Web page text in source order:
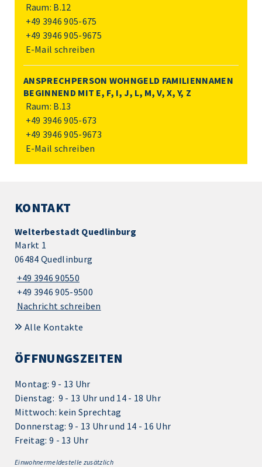
Raum: B.12
+49 3946 905-675
+49 3946 905-9675
E-Mail schreiben
ANSPRECHPERSON WOHNGELD FAMILIENNAMEN
BEGINNEND MIT E, F, I, J, L, M, V, X, Y, Z
Raum: B.13
+49 3946 905-673
+49 3946 905-9673
E-Mail schreiben
KONTAKT
Welterbestadt Quedlinburg
Markt 1
06484 Quedlinburg
+49 3946 90550
+49 3946 905-9500
Nachricht schreiben
Alle Kontakte
ÖFFNUNGSZEITEN
Montag: 9 - 13 Uhr
Dienstag: 9 - 13 Uhr und 14 - 18 Uhr
Mittwoch: kein Sprechtag
Donnerstag: 9 - 13 Uhr und 14 - 16 Uhr
Freitag: 9 - 13 Uhr
Einwohnermeldestelle zusätzlich